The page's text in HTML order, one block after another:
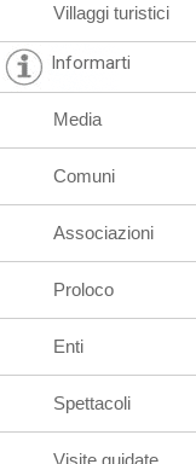
Villaggi turistici
Informarti
Media
Comuni
Associazioni
Proloco
Enti
Spettacoli
Visite guidate